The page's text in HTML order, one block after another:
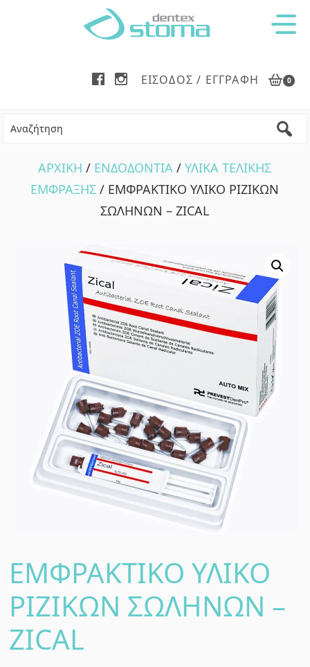
ΕΊΣΟΔΟΣ / ΕΓΓΡΑΦΉ 0
ΑΡΧΙΚΗ / ΕΝΔΟΔΟΝΤΙΑ /ΥΛΙΚΑ ΤΕΛΙΚΗΣ
ΕΜΦΡΑΞΗΣ / ΕΜΦΡΑΚΤΙΚΟ ΥΛΙΚΟ ΡΙΖΙΚΩΝ
ΣΩΛΗΝΩΝ – ZICAL
ΕΜΦΡΑΚΤΙΚΟ ΥΛΙΚΟ
ΡΙΖΙΚΩΝ ΣΩΛΗΝΩΝ –
ZICAL